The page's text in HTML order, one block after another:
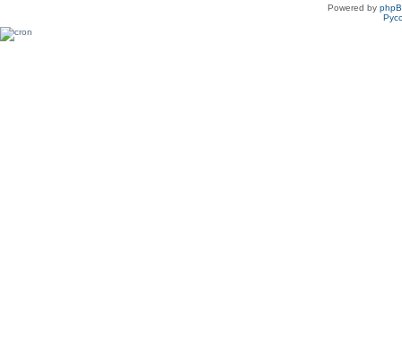
Powered by